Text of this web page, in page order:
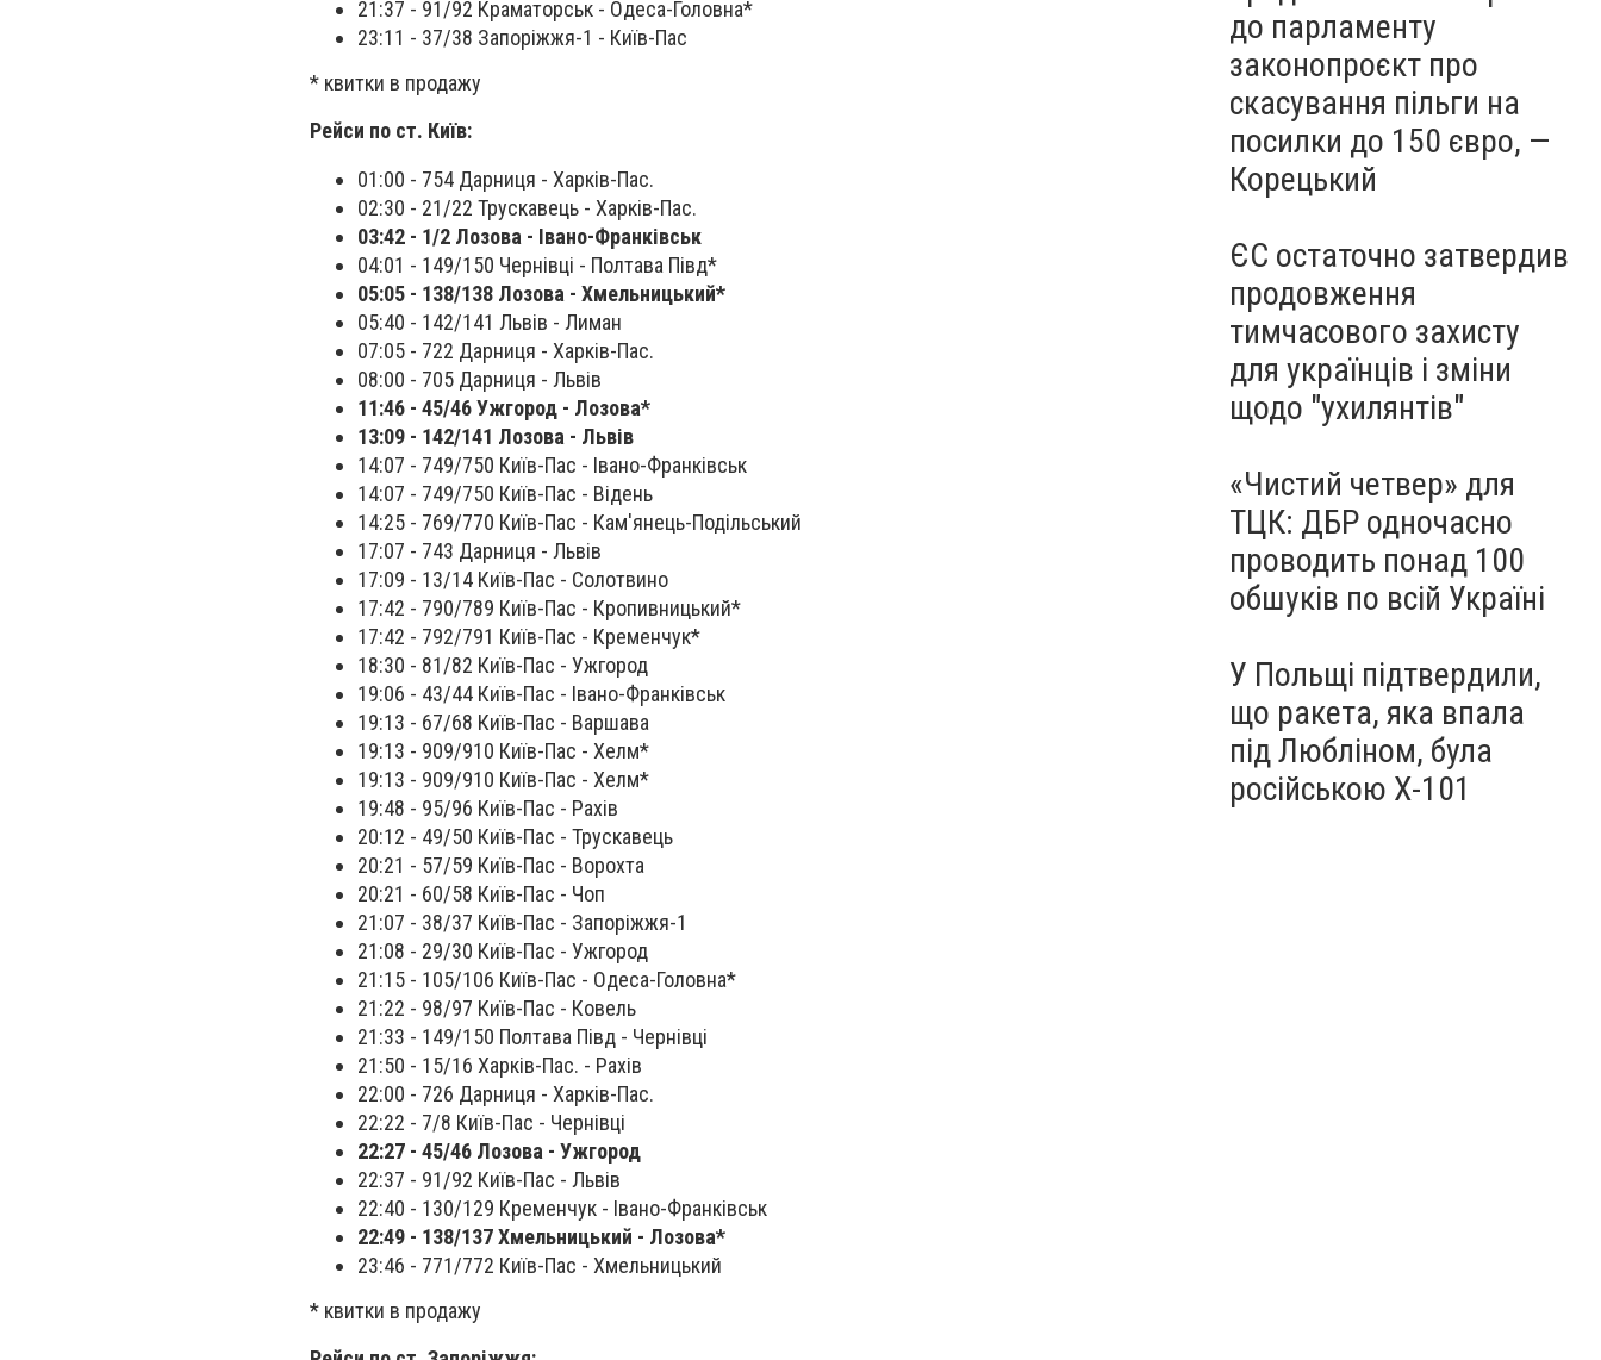
21:37 - 91/92 Краматорськ - Одеса-Головна*
23:11 - 37/38 Запоріжжя-1 - Київ-Пас‍
* квитки в продажу‍
Рейси по ст. Київ:
01:00 - 754 Дарниця - Харків-Пас.
02:30 - 21/22 Трускавець - Харків-Пас.
03:42 - 1/2 Лозова - Івано-Франківськ
04:01 - 149/150 Чернівці - Полтава Півд*
05:05 - 138/138 Лозова - Хмельницький*
05:40 - 142/141 Львів - Лиман
07:05 - 722 Дарниця - Харків-Пас.
08:00 - 705 Дарниця - Львів
11:46 - 45/46 Ужгород - Лозова*
13:09 - 142/141 Лозова - Львів
14:07 - 749/750 Київ-Пас - Івано-Франківськ
14:07 - 749/750 Київ-Пас - Відень
14:25 - 769/770 Київ-Пас - Кам'янець-Подільський
17:07 - 743 Дарниця - Львів
17:09 - 13/14 Київ-Пас - Солотвино
17:42 - 790/789 Київ-Пас - Кропивницький*
17:42 - 792/791 Київ-Пас - Кременчук*
18:30 - 81/82 Київ-Пас - Ужгород
19:06 - 43/44 Київ-Пас - Івано-Франківськ
19:13 - 67/68 Київ-Пас - Варшава
19:13 - 909/910 Київ-Пас - Хелм*
19:13 - 909/910 Київ-Пас - Хелм*
19:48 - 95/96 Київ-Пас - Рахів
20:12 - 49/50 Київ-Пас - Трускавець
20:21 - 57/59 Київ-Пас - Ворохта
20:21 - 60/58 Київ-Пас - Чоп
21:07 - 38/37 Київ-Пас - Запоріжжя-1
21:08 - 29/30 Київ-Пас - Ужгород
21:15 - 105/106 Київ-Пас - Одеса-Головна*
21:22 - 98/97 Київ-Пас - Ковель
21:33 - 149/150 Полтава Півд - Чернівці
21:50 - 15/16 Харків-Пас. - Рахів
22:00 - 726 Дарниця - Харків-Пас.
22:22 - 7/8 Київ-Пас - Чернівці
22:27 - 45/46 Лозова - Ужгород
22:37 - 91/92 Київ-Пас - Львів
22:40 - 130/129 Кременчук - Івано-Франківськ
22:49 - 138/137 Хмельницький - Лозова*
23:46 - 771/772 Київ-Пас - Хмельницький
* квитки в продажу
до парламенту
законопроєкт про
скасування пільги на
посилки до 150 євро, —
Корецький
ЄС остаточно затвердив
продовження
тимчасового захисту
для українців і зміни
щодо "ухилянтів"
«Чистий четвер» для
ТЦК: ДБР одночасно
проводить понад 100
обшуків по всій Україні
У Польщі підтвердили,
що ракета, яка впала
під Любліном, була
російською Х-101